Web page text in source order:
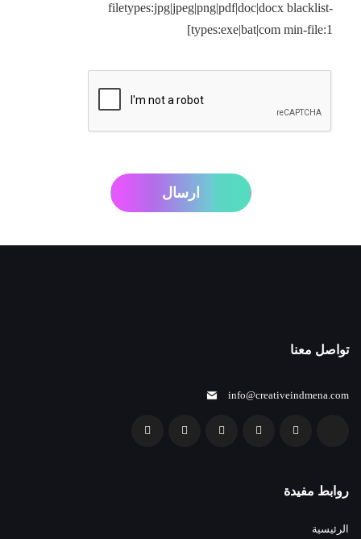
filetypes:jpg|jpeg|png|pdf|doc|docx blacklist-
types:exe|bat|com min-file:1]
تواصل معنا
info@creativeindmena.com
روابط مفيدة
الرئيسية